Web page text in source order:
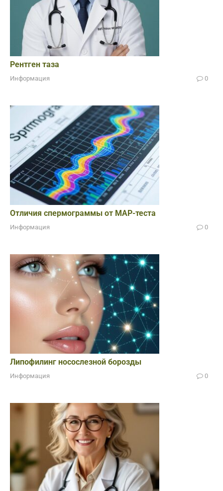
Рентген таза
Информация 0
Отличия спермограммы от МАР-теста
Информация 0
Липофилинг носослезной борозды
Информация 0